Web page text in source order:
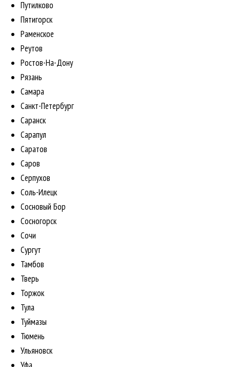
Путилково
Пятигорск
Раменское
Реутов
Ростов-На-Дону
Рязань
Самара
Санкт-Петербург
Саранск
Сарапул
Саратов
Саров
Серпухов
Соль-Илецк
Сосновый Бор
Сосногорск
Сочи
Сургут
Тамбов
Тверь
Торжок
Тула
Туймазы
Тюмень
Ульяновск